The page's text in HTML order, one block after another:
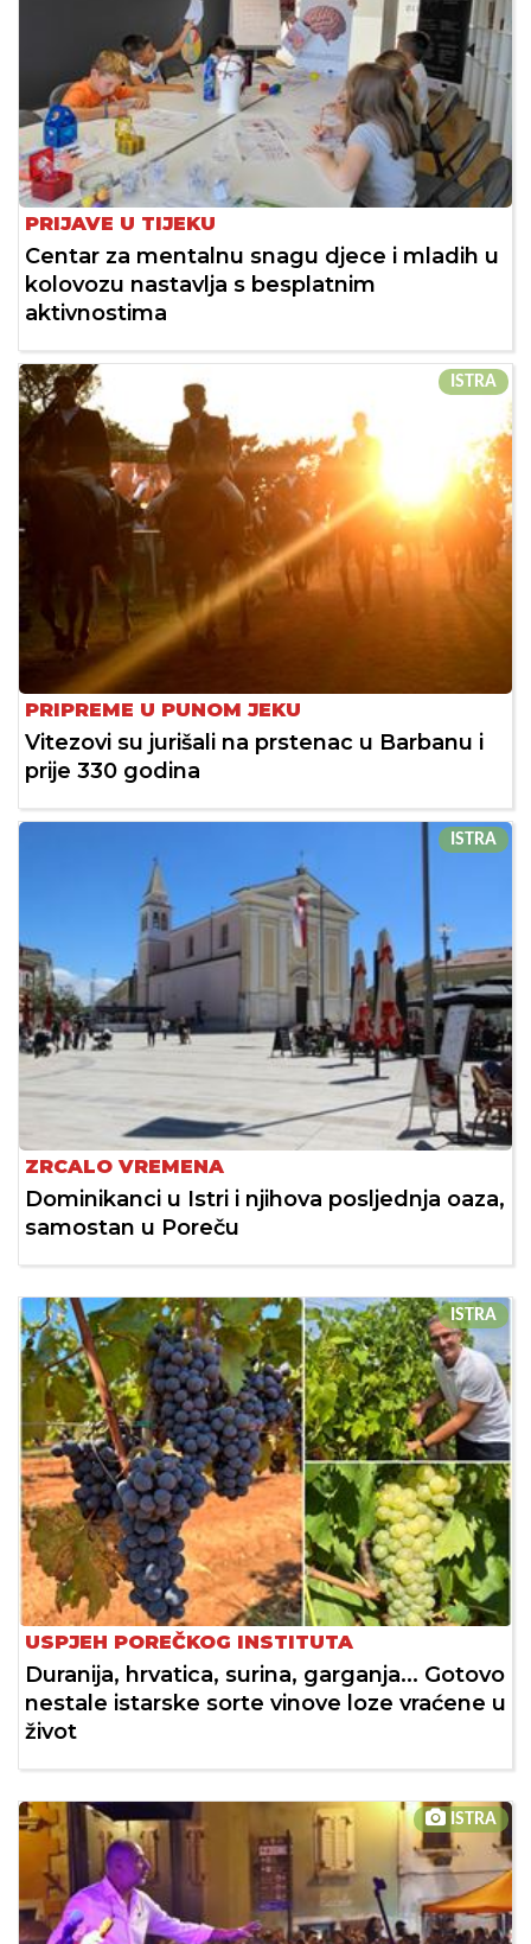
PRIJAVE U TIJEKU
Centar za mentalnu snagu djece i mladih u
kolovozu nastavlja s besplatnim
aktivnostima
ISTRA
PRIPREME U PUNOM JEKU
Vitezovi su jurišali na prstenac u Barbanu i
prije 330 godina
ISTRA
ZRCALO VREMENA
Dominikanci u Istri i njihova posljednja oaza,
samostan u Poreču
ISTRA
USPJEH POREČKOG INSTITUTA
Duranija, hrvatica, surina, garganja... Gotovo
nestale istarske sorte vinove loze vraćene u
život
ISTRA